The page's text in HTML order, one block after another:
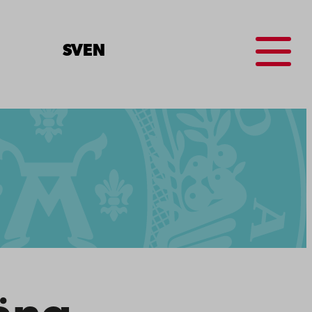
SV EN
Menu